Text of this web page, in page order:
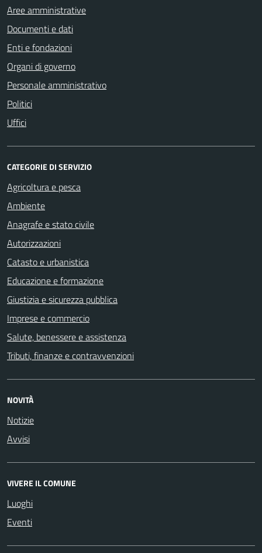
Aree amministrative
Documenti e dati
Enti e fondazioni
Organi di governo
Personale amministrativo
Politici
Uffici
CATEGORIE DI SERVIZIO
Agricoltura e pesca
Ambiente
Anagrafe e stato civile
Autorizzazioni
Catasto e urbanistica
Educazione e formazione
Giustizia e sicurezza pubblica
Imprese e commercio
Salute, benessere e assistenza
Tributi, finanze e contravvenzioni
NOVITÀ
Notizie
Avvisi
VIVERE IL COMUNE
Luoghi
Eventi